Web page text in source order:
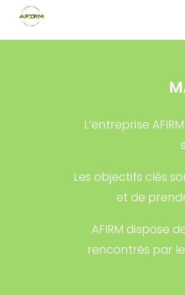
L’entreprise
Les objectifs clés
et de
AFIRM dispose
rencontrés par